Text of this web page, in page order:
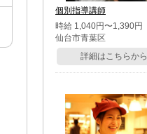
個別指導講師
時給 1,040円〜1,390円
仙台市青葉区
詳細はこちらから